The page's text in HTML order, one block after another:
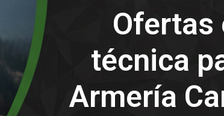
Ofertas
técnica
Armería